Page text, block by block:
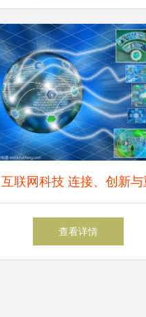
互联网科技 连接、创新与
塑世界的力量
查看详情